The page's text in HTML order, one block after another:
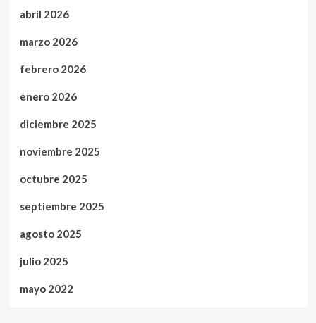
abril 2026
marzo 2026
febrero 2026
enero 2026
diciembre 2025
noviembre 2025
octubre 2025
septiembre 2025
agosto 2025
julio 2025
mayo 2022